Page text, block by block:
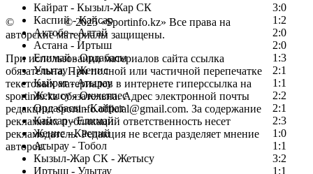
Кайрат - Кызыл-Жар СК
3:0
Каспий - Кайсар
1:2
Актобе - Алтай
2:0
Астана - Иртыш
2:0
Елимай - Ордабасы
1:3
Улытау - Женис
2:1
Кайрат - Атырау
1:1
Жетысу - Окжетпес
2:2
Ордабасы - Кайрат
2:1
Кайсар - Елимай
2:3
Женис - Каспий
1:0
Атырау - Тобол
1:1
Кызыл-Жар СК - Жетысу
3:2
Иртыш - Улытау
1:1
© Copyright© 2025 «Sportinfo.kz» Все права на
авторские материалы защищены.
При использовании материалов сайта ссылка
обязательна. При полной или частичной перепечатке
текстовых материалов в интернете гиперссылка на
sportinfo.kz обязательна. Адрес электронной почты
редакции: sportinfo.official@gmail.com. За содержание
рекламных публикаций ответственность несет
рекламодатель. Редакция не всегда разделяет мнение
авторов.
Заметили ошибку в тексте?